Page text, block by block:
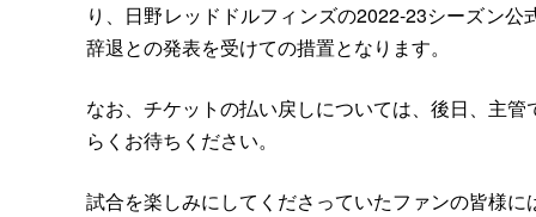
り、日野レッドドルフィンズの2022-23シーズン
辞退との発表を受けての措置となります。
なお、チケットの払い戻しについては、後日、主
らくお待ちください。
試合を楽しみにしてくださっていたファンの皆様